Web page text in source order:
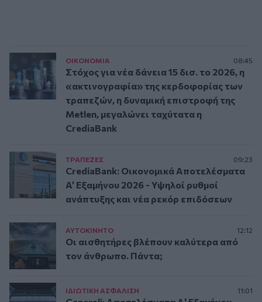
ΟΙΚΟΝΟΜΙΑ 08:45
Στόχος για νέα δάνεια 15 δισ. το 2026, η
«ακτινογραφία» της κερδοφορίας των
τραπεζών, η δυναμική επιστροφή της
Metlen, μεγαλώνει ταχύτατα η
CrediaBank
ΤΡAΠΕΖΕΣ 09:23
CrediaBank: Οικονομικά Αποτελέσματα
A’ Εξαμήνου 2026 - Υψηλοί ρυθμοί
ανάπτυξης και νέα ρεκόρ επιδόσεων
ΑΥΤΟΚΙΝΗΤΟ 12:12
Οι αισθητήρες βλέπουν καλύτερα από
τον άνθρωπο. Πάντα;
ΙΔΙΩΤΙΚΗ ΑΣΦAΛΙΣΗ 11:01